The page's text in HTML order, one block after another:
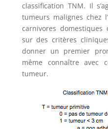
classification TNM. Il
tumeurs malignes chez
carnivores domestiques
sur des critères
donner un premier
même connaître avec
tumeur.